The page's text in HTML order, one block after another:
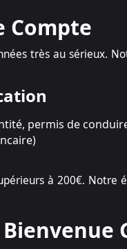
Compte
très au sérieux.
permis de
à 200€.